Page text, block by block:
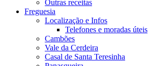
Outras receitas
Freguesia
Localização e Infos
Telefones e moradas úteis
Cambões
Vale da Cerdeira
Casal de Santa Teresinha